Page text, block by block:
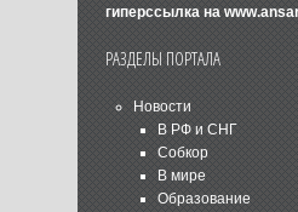
гиперссылка на
РАЗДЕЛЫ ПОРТАЛА
Новости
В РФ и СНГ
Собкор
В мире
Образование